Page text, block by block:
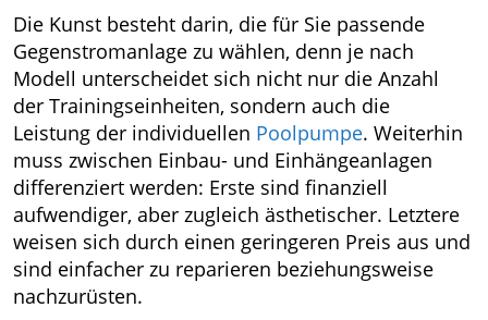
Die Kunst besteht darin, die für Sie passende
Gegenstromanlage zu wählen, denn je nach
Modell unterscheidet sich nicht nur die Anzahl
der Trainingseinheiten, sondern auch die
Leistung der individuellen Poolpumpe. Weiterhin
muss zwischen Einbau- und Einhängeanlagen
differenziert werden: Erste sind finanziell
aufwendiger, aber zugleich ästhetischer. Letztere
weisen sich durch einen geringeren Preis aus und
sind einfacher zu reparieren beziehungsweise
nachzurüsten.